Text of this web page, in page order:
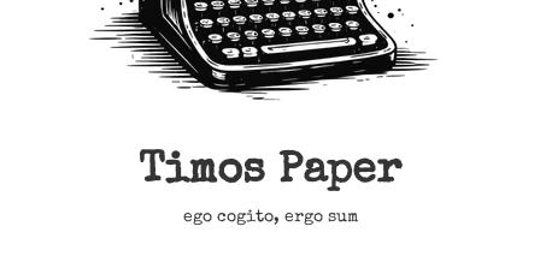
Timos Paper
ego cogito, ergo sum